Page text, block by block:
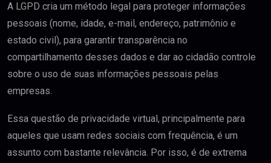
A LGPD cria um método legal para proteger informações
pessoais (nome, idade, e-mail, endereço, patrimônio e
estado civil), para garantir transparência no
compartilhamento desses dados e dar ao cidadão controle
sobre o uso de suas informações pessoais pelas
empresas.
Essa questão de privacidade virtual, principalmente para
aqueles que usam redes sociais com frequência, é um
assunto com bastante relevância. Por isso, é de extrema